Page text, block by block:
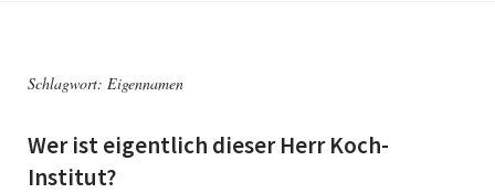
Schlagwort: Eigennamen
Wer ist eigentlich dieser Herr Koch-
Institut?